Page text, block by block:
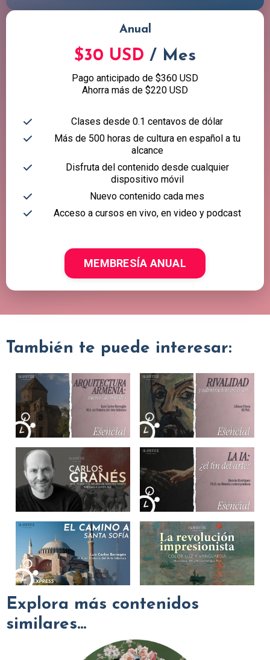
Anual
$30 USD / Mes
Pago anticipado de $360 USD
Ahorra más de $220 USD
Clases desde 0.1 centavos de dólar
Más de 500 horas de cultura en español a tu
alcance
Disfruta del contenido desde cualquier
dispositivo móvil
Nuevo contenido cada mes
Acceso a cursos en vivo, en video y podcast
MEMBRESÍA ANUAL
También te puede interesar:
Explora más contenidos
similares...